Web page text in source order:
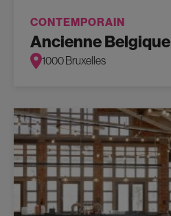
CONTEMPORAIN
Ancienne Belgique
1000 Bruxelles